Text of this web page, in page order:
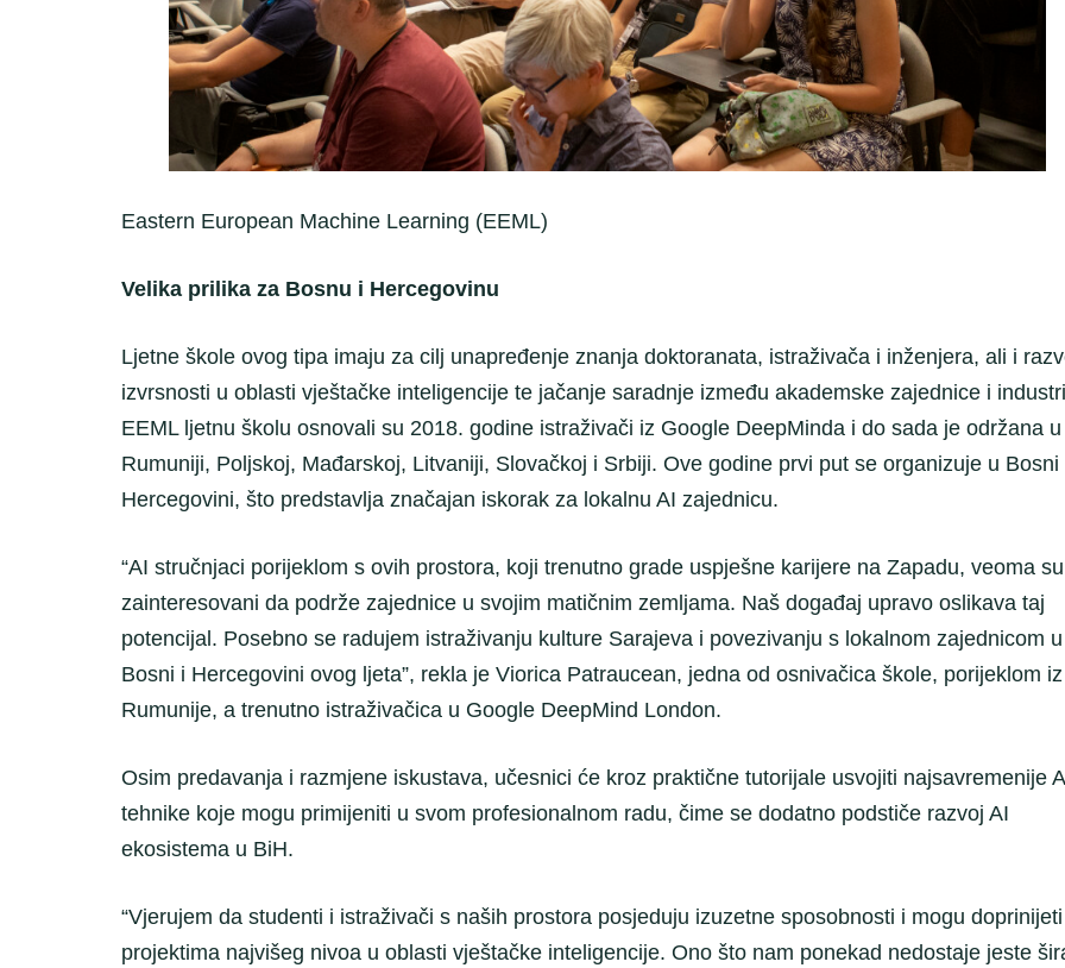
Eastern European Machine Learning (EEML)
Velika prilika za Bosnu i Hercegovinu
Ljetne škole ovog tipa imaju za cilj unapređenje znanja doktoranata, istraživača i inženjera, ali i
izvrsnosti u oblasti vještačke inteligencije te jačanje saradnje između akademske zajednice i
EEML ljetnu školu osnovali su 2018. godine istraživači iz Google DeepMinda i do sada je održana u
Rumuniji, Poljskoj, Mađarskoj, Litvaniji, Slovačkoj i Srbiji. Ove godine prvi put se organizuje u Bosni
Hercegovini, što predstavlja značajan iskorak za lokalnu AI zajednicu.
“AI stručnjaci porijeklom s ovih prostora, koji trenutno grade uspješne karijere na Zapadu, veoma su
zainteresovani da podrže zajednice u svojim matičnim zemljama. Naš događaj upravo oslikava taj
potencijal. Posebno se radujem istraživanju kulture Sarajeva i povezivanju s lokalnom zajednicom u
Bosni i Hercegovini ovog ljeta”, rekla je Viorica Patraucean, jedna od osnivačica škole, porijeklom iz
Rumunije, a trenutno istraživačica u Google DeepMind London.
Osim predavanja i razmjene iskustava, učesnici će kroz praktične tutorijale usvojiti najsavremenije
tehnike koje mogu primijeniti u svom profesionalnom radu, čime se dodatno podstiče razvoj AI
ekosistema u BiH.
“Vjerujem da studenti i istraživači s naših prostora posjeduju izuzetne sposobnosti i mogu doprinijeti
projektima najvišeg nivoa u oblasti vještačke inteligencije. Ono što nam ponekad nedostaje jeste